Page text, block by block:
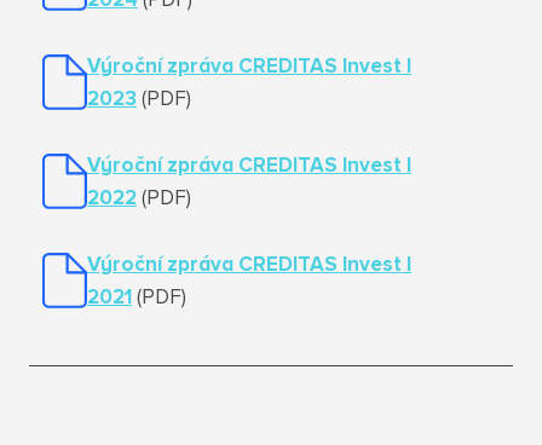
Výroční zpráva CREDITAS Invest I
2023 (PDF)
Výroční zpráva CREDITAS Invest I
2022 (PDF)
Výroční zpráva CREDITAS Invest I
2021 (PDF)